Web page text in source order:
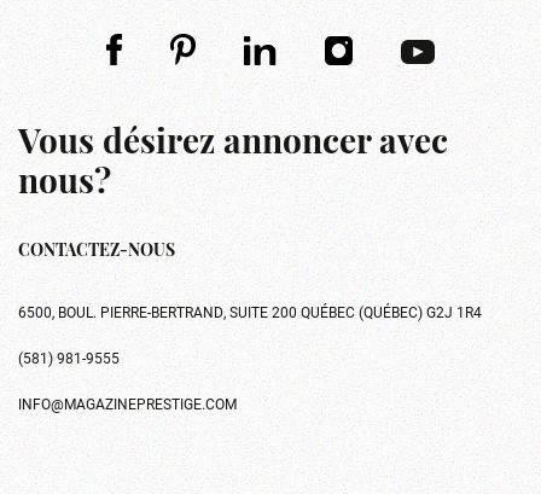
Vous désirez annoncer avec
nous?
CONTACTEZ-NOUS
6500, BOUL. PIERRE-BERTRAND, SUITE 200 QUÉBEC (QUÉBEC) G2J 1R4
(581) 981-9555
INFO@MAGAZINEPRESTIGE.COM